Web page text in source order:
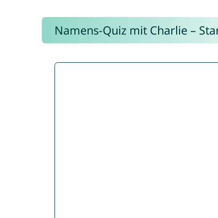
Namens-Quiz mit Charlie –